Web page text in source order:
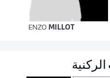
ENZO MILLOT